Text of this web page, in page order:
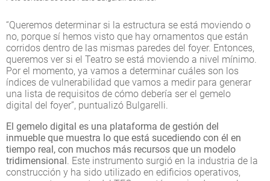
“Queremos determinar si la estructura se está moviendo o
no, porque sí hemos visto que hay ornamentos que están
corridos dentro de las mismas paredes del foyer. Entonces,
queremos ver si el Teatro se está moviendo a nivel mínimo.
Por el momento, ya vamos a determinar cuáles son los
índices de vulnerabilidad que vamos a medir para generar
una lista de requisitos de cómo debería ser el gemelo
digital del foyer”, puntualizó Bulgarelli.
El gemelo digital es una plataforma de gestión del
inmueble que muestra lo que está sucediendo con él en
tiempo real, con muchos más recursos que un modelo
tridimensional. Este instrumento surgió en la industria de la
construcción y ha sido utilizado en edificios operativos,